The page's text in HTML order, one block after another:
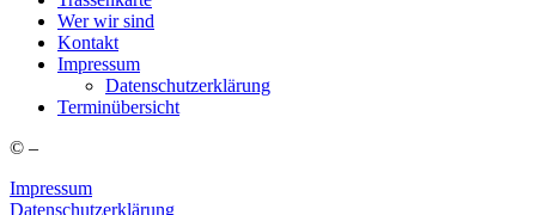
Wer wir sind
Kon­takt
Impres­sum
Daten­schutz­er­klä­rung
Ter­min­über­sicht
© –
Impressum
Datenschutzerklärung